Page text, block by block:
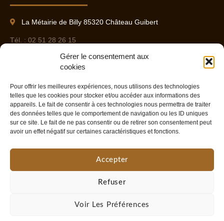
Gérer le consentement aux
cookies
Pour offrir les meilleures expériences, nous utilisons des technologies
telles que les cookies pour stocker et/ou accéder aux informations des
appareils. Le fait de consentir à ces technologies nous permettra de traiter
des données telles que le comportement de navigation ou les ID uniques
sur ce site. Le fait de ne pas consentir ou de retirer son consentement peut
avoir un effet négatif sur certaines caractéristiques et fonctions.
Accepter
Refuser
Voir Les Préférences
La Métairie de Billy 85320 Château Guibert
Tél. : 02 51 28 26 15
Port. : 06 09 37 85 17
Contact
Liens utiles
Mentions légales